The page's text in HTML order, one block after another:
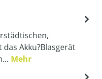
Akku?Blasgerät
Mehr